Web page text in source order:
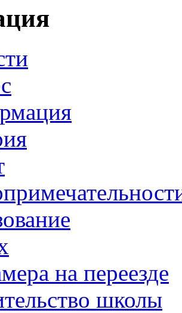
на переезде
школы